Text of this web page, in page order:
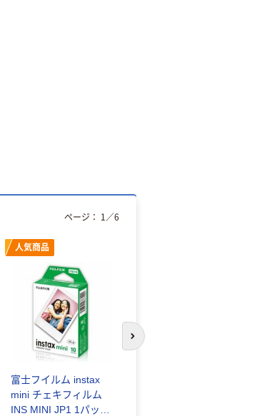
人気商品
富士フイルム instax
mini チェキフィルム
INS MINI JP1 1パック
ページ： 1 ／6
次のスライドへ